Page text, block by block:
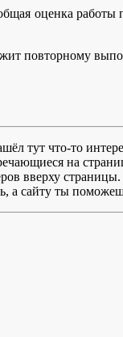
оценка
повторному
тут что-то
на
вверху
а сайту ты